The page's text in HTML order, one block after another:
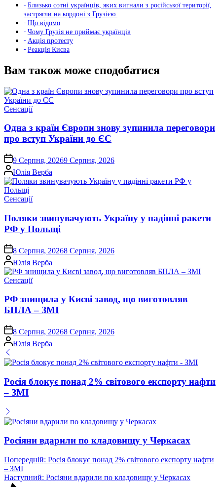
Близько сотні українців, яких вигнали з російської території,
застрягли на кордоні з Грузією.
Що відомо
Чому Грузія не приймає українців
Акція протесту
Реакція Києва
Вам також може сподобатися
Опублікувати
Сенсації
Одна з країн Європи знову зупинила переговори
про вступ України до ЄС
on9 Серпня, 20269 Серпня, 2026
Опубліковано
Юлія Верба
Опублікувати
Сенсації
Поляки звинувачують Україну у падінні ракети
РФ у Польщі
on8 Серпня, 20268 Серпня, 2026
Опубліковано
Юлія Верба
Опублікувати
Сенсації
РФ знищила у Києві завод, що виготовляв
БПЛА – ЗМІ
on8 Серпня, 20268 Серпня, 2026
Опубліковано
Юлія Верба
Росія блокує понад 2% світового експорту нафти
– ЗМІ
Росіяни вдарили по кладовищу у Черкасах
Навігація
записів
Попередній: Росія блокує понад 2% світового експорту нафти
– ЗМІ
Наступний: Росіяни вдарили по кладовищу у Черкасах